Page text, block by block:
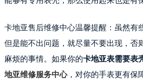
卡地亚售后维修中心温馨提醒：虽然有
但是能不出问题，就尽量不要出现，否
麻烦的事情。如果你的卡地亚表需要表
地亚维修服务中心，对你的手表更有保